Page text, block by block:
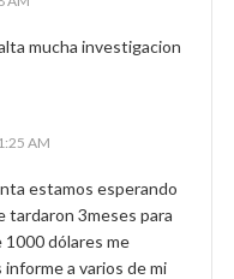
mucha investigacion
AM
estamos esperando
tardaron 3meses para
dólares me
a varios de mi